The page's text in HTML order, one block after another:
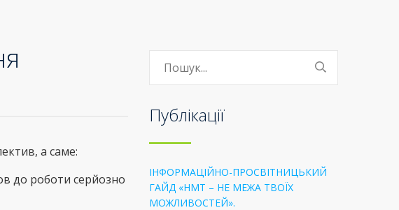
а саме:
до роботи серйозно
Публікації
ІНФОРМАЦІЙНО-ПРОСВІТНИЦЬКИЙ
ГАЙД «НМТ – НЕ МЕЖА ТВОЇХ
МОЖЛИВОСТЕЙ».